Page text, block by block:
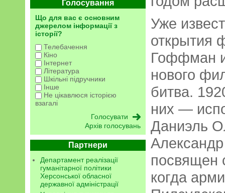
Голосування
Що для вас є основним
джерелом інформації з
історії?
Телебачення
Кіно
Інтернет
Література
Шкільні підручники
Інше
Не цікавлюся історією
взагалі
Архів голосувань
Партнери
Департамент реалізації
гуманітарної політики
Херсонської обласної
державної адміністрації
Уже
открытия
Гоффман
нового
битва.
них —
Даниэль
посвящен
когда